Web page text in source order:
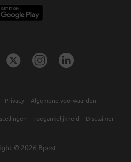
Privacy Algemene voorwaarden
Toegankelijkheid Disclaimer
© 2026 Bpost